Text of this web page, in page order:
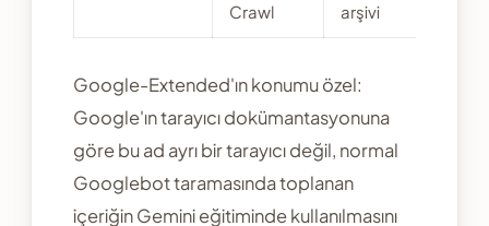
Crawl
arşivi
Google-Extended'ın konumu özel:
Google'ın tarayıcı dokümantasyonuna
göre bu ad ayrı bir tarayıcı değil, normal
Googlebot taramasında toplanan
içeriğin Gemini eğitiminde kullanılmasını